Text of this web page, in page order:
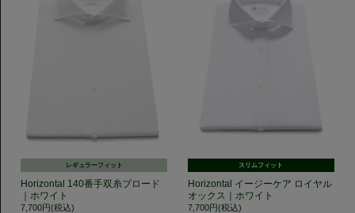
レギュラーフィット
Horizontal 140番手双糸ブロード
｜ホワイト
7,700円(税込)
スリムフィット
Horizontal イージーケア ロイヤル
オックス｜ホワイト
7,700円(税込)